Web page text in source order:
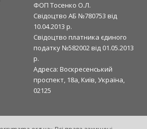
магазин, це місце, де
з комфортом. Ми прагнемо
в якій ви можете
вибором одягу, не виходячи з
та розмірів
від класичних до сучасних
ФОП Тосенко О.Л.
Свідоцтво АБ №780753 від
10.04.2013 р.
Свідоцтво платника єдиного
податку №582002 від 01.05.2013
р.
Адреса: Воскресенський
проспект, 18а, Київ, Україна,
02125